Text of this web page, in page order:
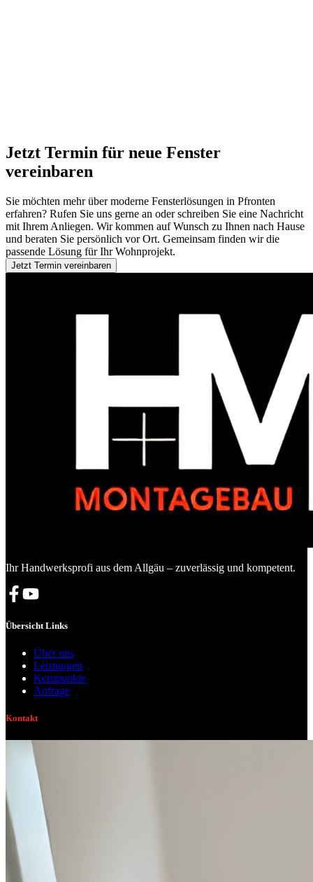
Jetzt Termin für neue Fenster
vereinbaren
Sie möchten mehr über moderne Fensterlösungen in Pfronten
erfahren? Rufen Sie uns gerne an oder schreiben Sie eine Nachricht
mit Ihrem Anliegen. Wir kommen auf Wunsch zu Ihnen nach Hause
und beraten Sie persönlich vor Ort. Gemeinsam finden wir die
passende Lösung für Ihr Wohnprojekt.
Jetzt Termin vereinbaren
Ihr Handwerksprofi aus dem Allgäu – zuverlässig und kompetent.
Übersicht Links
Über uns
Leistungen
Kernpunkte
Anfrage
Kontakt